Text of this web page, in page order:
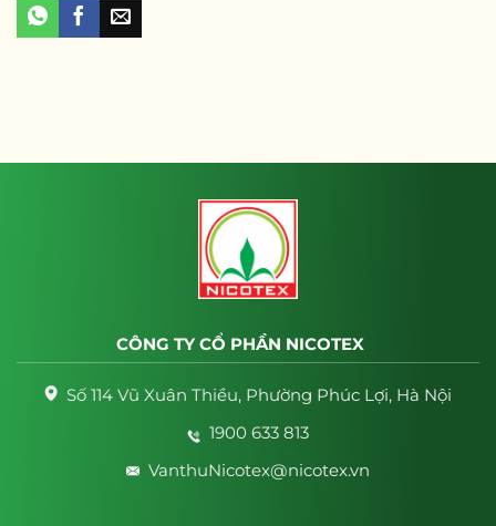
CÔNG TY CỔ PHẦN NICOTEX
Số 114 Vũ Xuân Thiều, Phường Phúc Lợi, Hà Nội
1900 633 813
VanthuNicotex@nicotex.vn